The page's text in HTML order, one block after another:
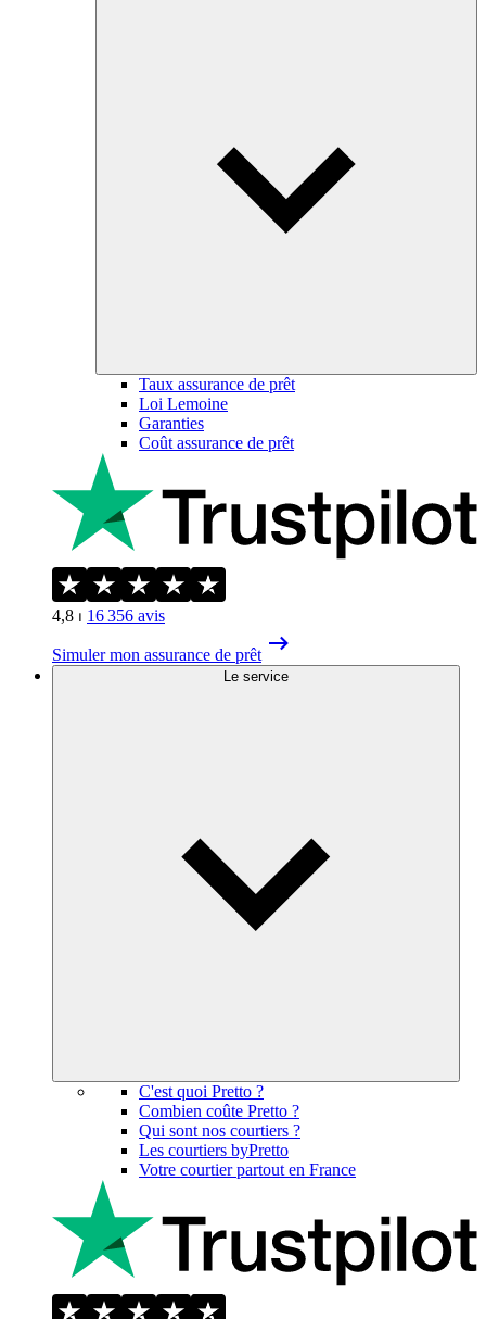
Taux assurance de prêt
Loi Lemoine
Garanties
Coût assurance de prêt
4,8 ⏐ 16 356 avis
Simuler mon assurance de prêt
Le service
C'est quoi Pretto ?
Combien coûte Pretto ?
Qui sont nos courtiers ?
Les courtiers byPretto
Votre courtier partout en France